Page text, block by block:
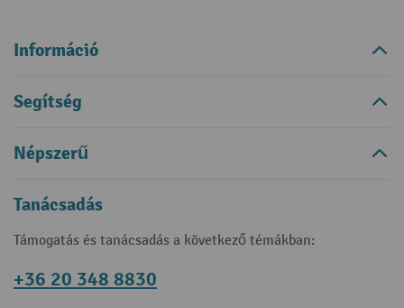
Információ
Segítség
Népszerű
Tanácsadás
Támogatás és tanácsadás a következő témákban:
+36 20 348 8830